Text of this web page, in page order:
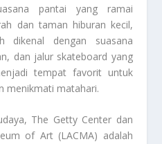
pantai yang ramai
dan taman hiburan kecil,
dikenal dengan suasana
dan jalur skateboard yang
tempat favorit untuk
menikmati matahari.
The Getty Center dan
of Art (LACMA) adalah